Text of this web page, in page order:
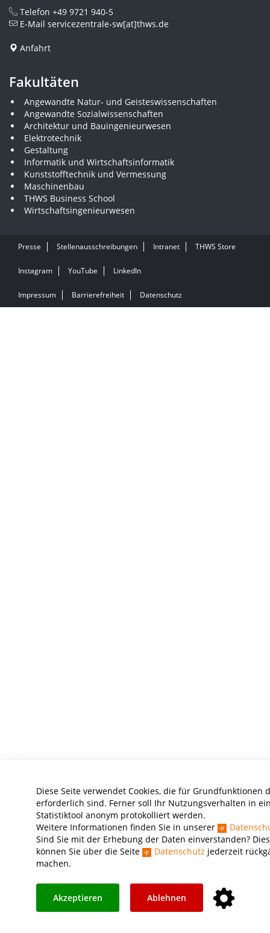
Diese Seite verwendet Cookies, die für Grundfunktionen
erforderlich sind. Ferner soll Ihr Nutzungsverhalten in
Statistiktool anonym protokolliert werden.
Weitere Informationen finden Sie in unserer
Sind Sie mit der Erhebung der Daten einverstanden?
können Sie über die Seite
Datenschutz jederzeit
machen.
Akzeptieren Ablehnen
Telefon +49 9721 940-5
E-Mail servicezentrale-sw[at]thws.de
Anfahrt
Fakultäten
Angewandte Natur- und Geisteswissenschaften
Angewandte Sozialwissenschaften
Architektur und Bauingenieurwesen
Elektrotechnik
Gestaltung
Informatik und Wirtschaftsinformatik
Kunststofftechnik und Vermessung
Maschinenbau
THWS Business School
Wirtschaftsingenieurwesen
Presse Stellenausschreibungen Intranet THWS Store
Instagram YouTube LinkedIn
Impressum Barrierefreiheit Datenschutz